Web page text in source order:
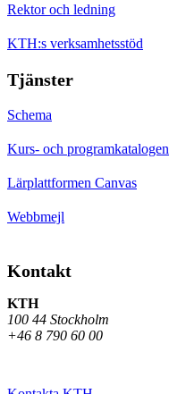
Rektor och ledning
KTH:s verksamhetsstöd
Tjänster
Schema
Kurs- och programkatalogen
Lärplattformen Canvas
Webbmejl
Kontakt
KTH
100 44 Stockholm
+46 8 790 60 00